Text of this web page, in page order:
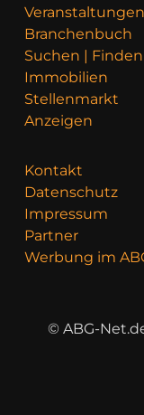
Veranstaltungen
Branchenbuch
Suchen | Finden
Immobilien
Stellenmarkt
Anzeigen
Kontakt
Datenschutz
Impressum
Partner
Werbung im
© ABG-